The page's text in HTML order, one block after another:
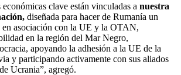
económicas clave están vinculadas a nuestra
diseñada para hacer de Rumanía un
en asociación con la UE y la OTAN,
en la región del Mar Negro,
apoyando la adhesión a la UE de la
y participando activamente con sus aliados
Ucrania”, agregó.